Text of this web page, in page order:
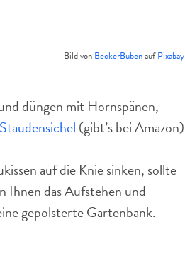
Bild von BeckerBubenaufPixabay
düngen mit Hornspänen,
Staudensichel (gibt’s bei Amazon)
auf die Knie sinken, sollte
Ihnen das Aufstehen und
gepolsterte Gartenbank.